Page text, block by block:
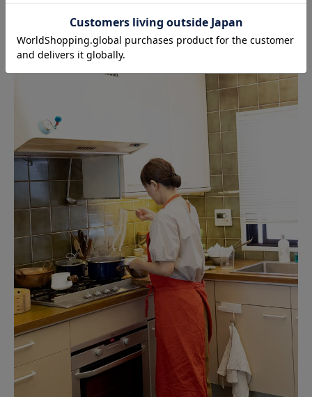
て使う提案。優しい色合いは、取り皿として添えた北欧
のうつわとも良く合います。